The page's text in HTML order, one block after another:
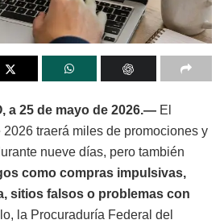
a 25 de mayo de 2026.— El
traerá miles de promociones y
nueve días, pero también
como compras impulsivas,
sitios falsos o problemas con
la Procuraduría Federal del